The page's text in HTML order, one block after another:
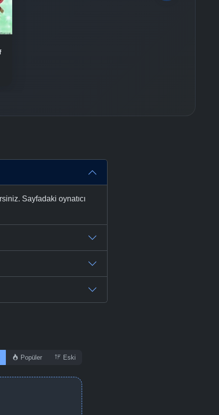
Bölüm No:
Bölüm No:
Bölüm No:
44
Bölüm No: 45
Bölüm No: 46
Bölüm No: 50
Sayfadaki oynatıcı
Popüler Eski